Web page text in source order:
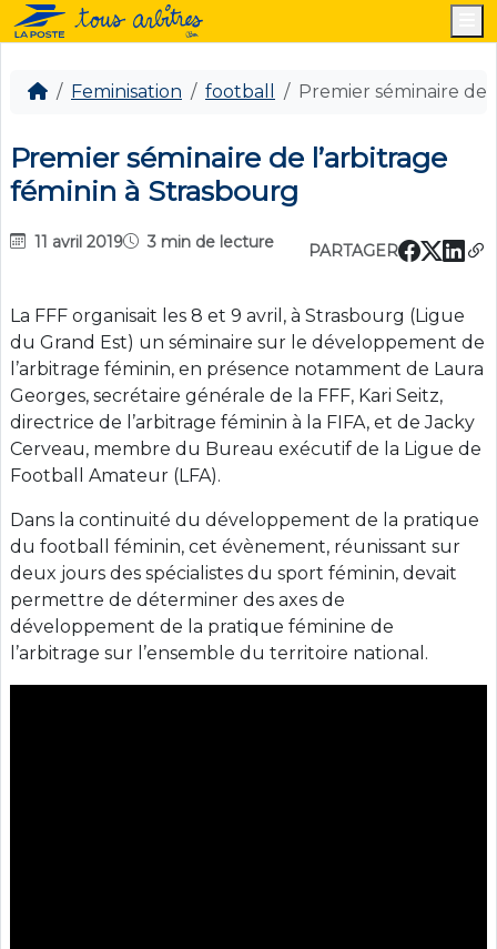
Feminisation football Premier séminaire de
Premier séminaire de l’arbitrage
féminin à Strasbourg
11 avril 2019 3 min de lecture PARTAGER
La FFF organisait les 8 et 9 avril, à Strasbourg (Ligue
du Grand Est) un séminaire sur le développement de
l’arbitrage féminin, en présence notamment de Laura
Georges, secrétaire générale de la FFF, Kari Seitz,
directrice de l’arbitrage féminin à la FIFA, et de Jacky
Cerveau, membre du Bureau exécutif de la Ligue de
Football Amateur (LFA).
Dans la continuité du développement de la pratique
du football féminin, cet évènement, réunissant sur
deux jours des spécialistes du sport féminin, devait
permettre de déterminer des axes de
développement de la pratique féminine de
l’arbitrage sur l’ensemble du territoire national.